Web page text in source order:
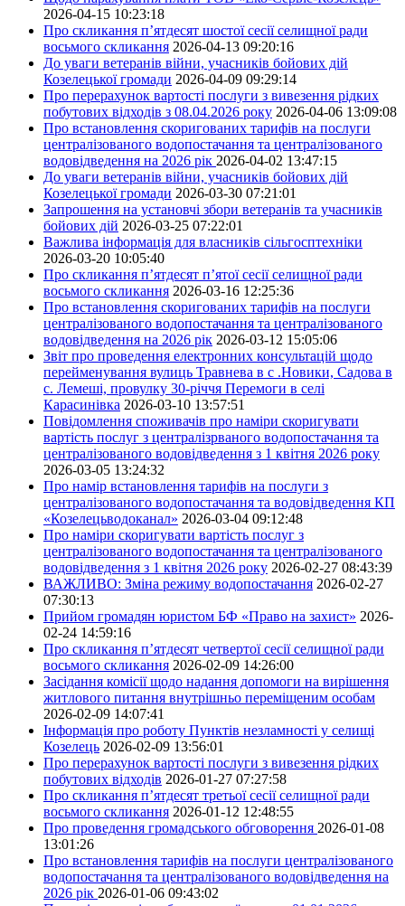
2026-04-15 10:23:18
Про скликання п’ятдесят шостої сесії селищної ради
восьмого скликання 2026-04-13 09:20:16
До уваги ветеранів війни, учасників бойових дій
Козелецької громади 2026-04-09 09:29:14
Про перерахунок вартості послуги з вивезення рідких
побутових відходів з 08.04.2026 року 2026-04-06 13:09:08
Про встановлення скоригованих тарифів на послуги
централізованого водопостачання та централізованого
водовідведення на 2026 рік 2026-04-02 13:47:15
До уваги ветеранів війни, учасників бойових дій
Козелецької громади 2026-03-30 07:21:01
Запрошення на установчі збори ветеранів та учасників
бойових дій 2026-03-25 07:22:01
Важлива інформація для власників сільгосптехніки
2026-03-20 10:05:40
Про скликання п’ятдесят п’ятої сесії селищної ради
восьмого скликання 2026-03-16 12:25:36
Про встановлення скоригованих тарифів на послуги
централізованого водопостачання та централізованого
водовідведення на 2026 рік 2026-03-12 15:05:06
Звіт про проведення електронних консультацій щодо
перейменування вулиць Травнева в с .Новики, Садова в
с. Лемеші, провулку 30-річчя Перемоги в селі
Карасинівка 2026-03-10 13:57:51
Повідомлення споживачів про наміри скоригувати
вартість послуг з централізрваного водопостачання та
централізованого водовідведення з 1 квітня 2026 року
2026-03-05 13:24:32
Про намір встановлення тарифів на послуги з
централізованого водопостачання та водовідведення КП
«Козелецьводоканал» 2026-03-04 09:12:48
Про наміри скоригувати вартість послуг з
централізованого водопостачання та централізованого
водовідведення з 1 квітня 2026 року 2026-02-27 08:43:39
ВАЖЛИВО: Зміна режиму водопостачання 2026-02-27
07:30:13
Прийом громадян юристом БФ «Право на захист» 2026-
02-24 14:59:16
Про скликання п’ятдесят четвертої сесії селищної ради
восьмого скликання 2026-02-09 14:26:00
Засідання комісії щодо надання допомоги на вирішення
житлового питання внутрішньо переміщеним особам
2026-02-09 14:07:41
Інформація про роботу Пунктів незламності у селищі
Козелець 2026-02-09 13:56:01
Про перерахунок вартості послуги з вивезення рідких
побутових відходів 2026-01-27 07:27:58
Про скликання п’ятдесят третьої сесії селищної ради
восьмого скликання 2026-01-12 12:48:55
Про проведення громадського обговорення 2026-01-08
13:01:26
Про встановлення тарифів на послуги централізованого
водопостачання та централізованого водовідведення на
2026 рік 2026-01-06 09:43:02